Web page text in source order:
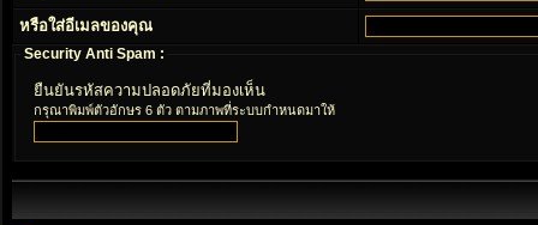
หรือใส่อีเมลของคุณ
Security Anti Spam :
ยืนยันรหัสความปลอดภัยที่มองเห็น
กรุณาพิมพ์ตัวอักษร 6 ตัว ตามภาพที่ระบบกำหนดมาให้